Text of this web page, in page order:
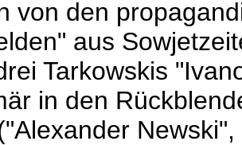
von den
aus
Tarkowskis
in den